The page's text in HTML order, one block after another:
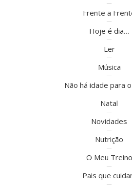
Frente a
Hoje é dia…
Ler
Música
Não há idade para
Natal
Novidades
Nutrição
O Meu Treino
Pais que